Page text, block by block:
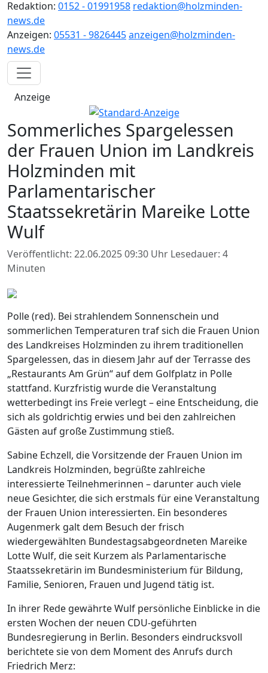
Redaktion: 0152 - 01991958 redaktion@holzminden-
news.de
Anzeigen: 05531 - 9826445anzeigen@holzminden-
news.de
Anzeige
Sommerliches Spargelessen
der Frauen Union im Landkreis
Holzminden mit
Parlamentarischer
Staatssekretärin Mareike Lotte
Wulf
Veröffentlicht: 22.06.2025 09:30 Uhr Lesedauer: 4
Minuten
Polle (red). Bei strahlendem Sonnenschein und
sommerlichen Temperaturen traf sich die Frauen Union
des Landkreises Holzminden zu ihrem traditionellen
Spargelessen, das in diesem Jahr auf der Terrasse des
„Restaurants Am Grün“ auf dem Golfplatz in Polle
stattfand. Kurzfristig wurde die Veranstaltung
wetterbedingt ins Freie verlegt – eine Entscheidung, die
sich als goldrichtig erwies und bei den zahlreichen
Gästen auf große Zustimmung stieß.
Sabine Echzell, die Vorsitzende der Frauen Union im
Landkreis Holzminden, begrüßte zahlreiche
interessierte Teilnehmerinnen – darunter auch viele
neue Gesichter, die sich erstmals für eine Veranstaltung
der Frauen Union interessierten. Ein besonderes
Augenmerk galt dem Besuch der frisch
wiedergewählten Bundestagsabgeordneten Mareike
Lotte Wulf, die seit Kurzem als Parlamentarische
Staatssekretärin im Bundesministerium für Bildung,
Familie, Senioren, Frauen und Jugend tätig ist.
In ihrer Rede gewährte Wulf persönliche Einblicke in die
ersten Wochen der neuen CDU-geführten
Bundesregierung in Berlin. Besonders eindrucksvoll
berichtete sie von dem Moment des Anrufs durch
Friedrich Merz: